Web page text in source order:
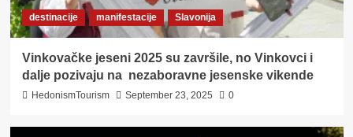
destinacije manifestacije Slavonija
Vinkovačke jeseni 2025 su završile, no Vinkovci i
dalje pozivaju na nezaboravne jesenske vikende
HedonismTourism September 23, 2025 0